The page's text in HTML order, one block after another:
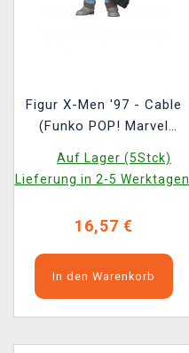
Figur X-Men '97 - Cable
(Funko POP! Marvel
Auf Lager (5Stck)
Lieferung in 2-5 Werktagen.
16,57 €
In den Warenkorb